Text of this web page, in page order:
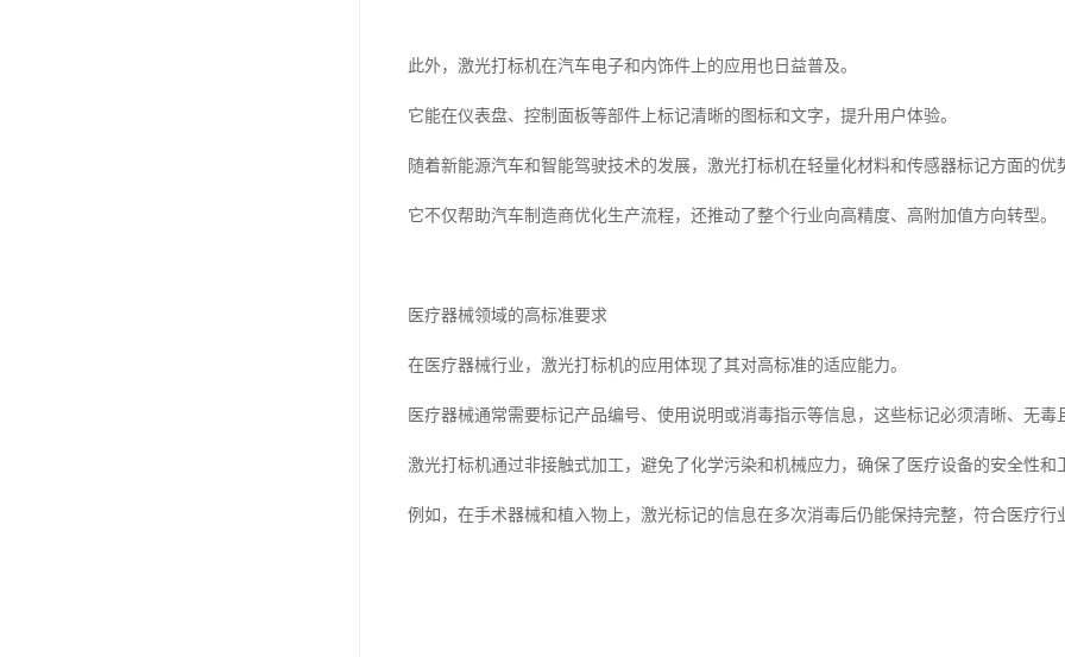
此外，激光打标机在汽车电子和内饰件上的应用也日益普及。
它能在仪表盘、控制面板等部件上标记清晰的图标和文字，提升用户体验。
随着新能源汽车和智能驾驶技术的发展，激光打标机在轻量化材料和传感器标记方面的优
它不仅帮助汽车制造商优化生产流程，还推动了整个行业向高精度、高附加值方向转型。
医疗器械领域的高标准要求
在医疗器械行业，激光打标机的应用体现了其对高标准的适应能力。
医疗器械通常需要标记产品编号、使用说明或消毒指示等信息，这些标记必须清晰、无毒
激光打标机通过非接触式加工，避免了化学污染和机械应力，确保了医疗设备的安全性和
例如，在手术器械和植入物上，激光标记的信息在多次消毒后仍能保持完整，符合医疗行